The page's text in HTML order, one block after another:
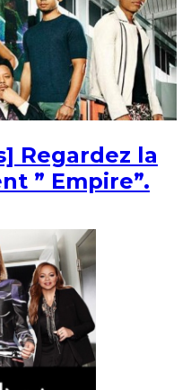
Regardez la
” Empire”.